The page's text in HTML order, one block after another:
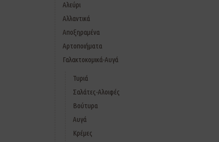
Αλεύρι
Αλλαντικά
Αποξηραμένα
Αρτοποιήματα
Γαλακτοκομικά-Αυγά
Τυριά
Σαλάτες-Αλοιφές
Βούτυρα
Αυγά
Κρέμες